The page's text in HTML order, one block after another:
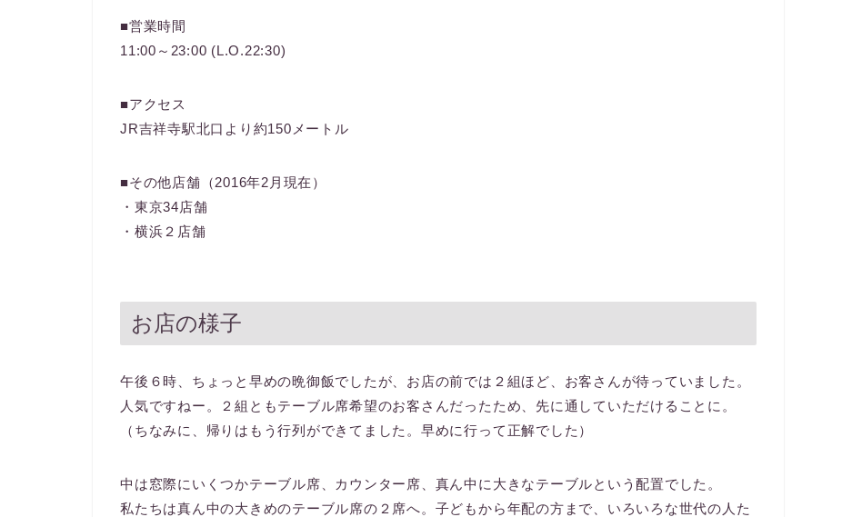
■営業時間
11:00～23:00 (L.O.22:30)
■アクセス
JR吉祥寺駅北口より約150メートル
■その他店舗（2016年2月現在）
・東京34店舗
・横浜２店舗
お店の様子
午後６時、ちょっと早めの晩御飯でしたが、お店の前では２組ほど、お客さんが待っていました。
人気ですねー。２組ともテーブル席希望のお客さんだったため、先に通していただけることに。
（ちなみに、帰りはもう行列ができてました。早めに行って正解でした）
中は窓際にいくつかテーブル席、カウンター席、真ん中に大きなテーブルという配置でした。
私たちは真ん中の大きめのテーブル席の２席へ。子どもから年配の方まで、いろいろな世代の人た